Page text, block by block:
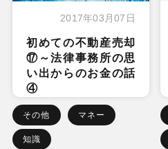
2017年03月07日
初めての不動産売却
⑰～法律事務所の思
い出からのお金の話
④
その他 マネー
知識